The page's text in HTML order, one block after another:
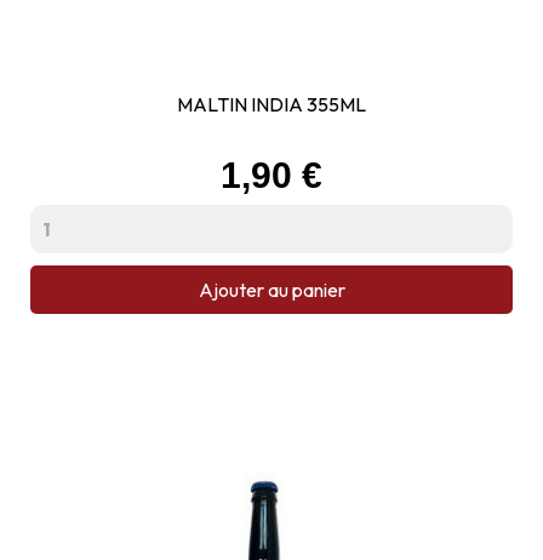
MALTIN INDIA 355ML
Prix
1,90 €
Ajouter au panier